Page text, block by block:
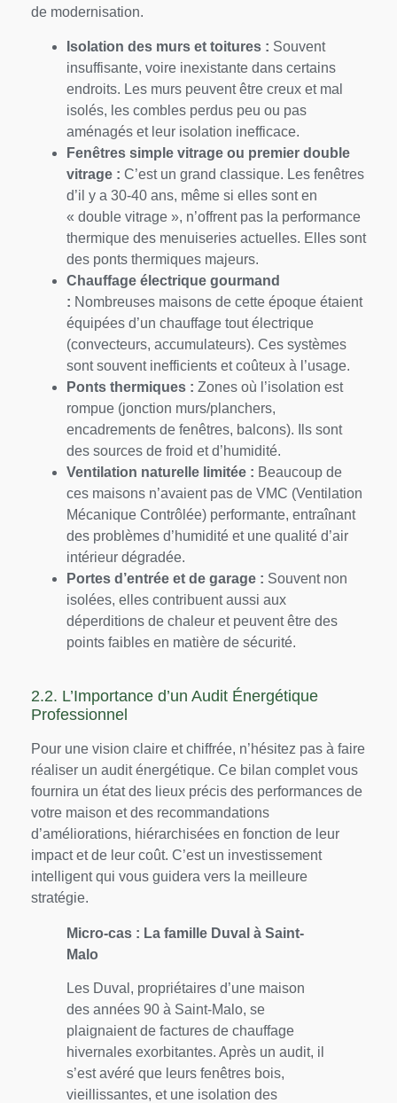
de modernisation.
Isolation des murs et toitures : Souvent
insuffisante, voire inexistante dans certains
endroits. Les murs peuvent être creux et mal
isolés, les combles perdus peu ou pas
aménagés et leur isolation inefficace.
Fenêtres simple vitrage ou premier double
vitrage : C’est un grand classique. Les fenêtres
d’il y a 30-40 ans, même si elles sont en
« double vitrage », n’offrent pas la performance
thermique des menuiseries actuelles. Elles sont
des ponts thermiques majeurs.
Chauffage électrique gourmand
: Nombreuses maisons de cette époque étaient
équipées d’un chauffage tout électrique
(convecteurs, accumulateurs). Ces systèmes
sont souvent inefficients et coûteux à l’usage.
Ponts thermiques : Zones où l’isolation est
rompue (jonction murs/planchers,
encadrements de fenêtres, balcons). Ils sont
des sources de froid et d’humidité.
Ventilation naturelle limitée : Beaucoup de
ces maisons n’avaient pas de VMC (Ventilation
Mécanique Contrôlée) performante, entraînant
des problèmes d’humidité et une qualité d’air
intérieur dégradée.
Portes d’entrée et de garage : Souvent non
isolées, elles contribuent aussi aux
déperditions de chaleur et peuvent être des
points faibles en matière de sécurité.
2.2. L’Importance d’un Audit Énergétique
Professionnel
Pour une vision claire et chiffrée, n’hésitez pas à faire
réaliser un audit énergétique. Ce bilan complet vous
fournira un état des lieux précis des performances de
votre maison et des recommandations
d’améliorations, hiérarchisées en fonction de leur
impact et de leur coût. C’est un investissement
intelligent qui vous guidera vers la meilleure
stratégie.
Micro-cas : La famille Duval à Saint-
Malo
Les Duval, propriétaires d’une maison
des années 90 à Saint-Malo, se
plaignaient de factures de chauffage
hivernales exorbitantes. Après un audit, il
s’est avéré que leurs fenêtres bois,
vieillissantes, et une isolation des